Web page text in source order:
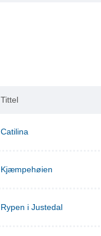
Tittel
Catilina
Kjæmpehøien
Rypen i Justedal